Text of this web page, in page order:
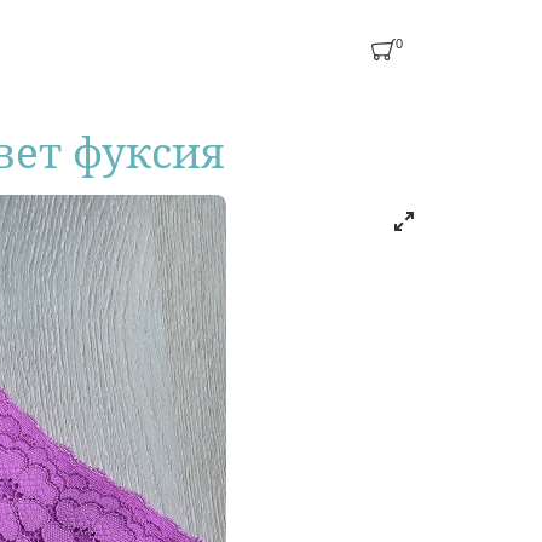
0
фуксия